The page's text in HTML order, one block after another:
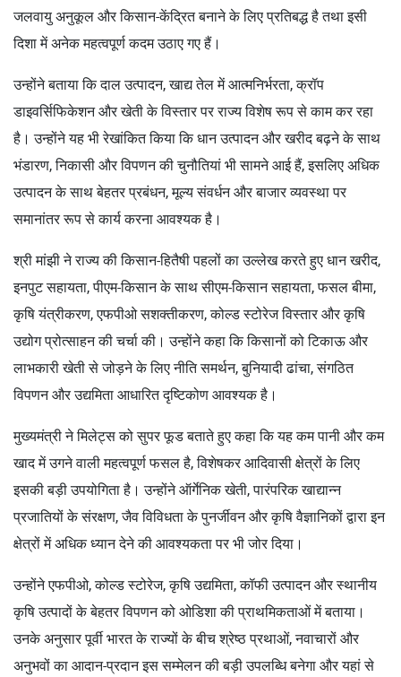
जलवायु अनुकूल और किसान-केंद्रित बनाने के लिए प्रतिबद्ध है तथा इसी
दिशा में अनेक महत्वपूर्ण कदम उठाए गए हैं।
उन्होंने बताया कि दाल उत्पादन, खाद्य तेल में आत्मनिर्भरता, क्रॉप
डाइवर्सिफिकेशन और खेती के विस्तार पर राज्य विशेष रूप से काम कर रहा
है। उन्होंने यह भी रेखांकित किया कि धान उत्पादन और खरीद बढ़ने के साथ
भंडारण, निकासी और विपणन की चुनौतियां भी सामने आई हैं, इसलिए अधिक
उत्पादन के साथ बेहतर प्रबंधन, मूल्य संवर्धन और बाजार व्यवस्था पर
समानांतर रूप से कार्य करना आवश्यक है।
श्री मांझी ने राज्य की किसान-हितैषी पहलों का उल्लेख करते हुए धान खरीद,
इनपुट सहायता, पीएम-किसान के साथ सीएम-किसान सहायता, फसल बीमा,
कृषि यंत्रीकरण, एफपीओ सशक्तीकरण, कोल्ड स्टोरेज विस्तार और कृषि
उद्योग प्रोत्साहन की चर्चा की। उन्होंने कहा कि किसानों को टिकाऊ और
लाभकारी खेती से जोड़ने के लिए नीति समर्थन, बुनियादी ढांचा, संगठित
विपणन और उद्यमिता आधारित दृष्टिकोण आवश्यक है।
मुख्यमंत्री ने मिलेट्स को सुपर फूड बताते हुए कहा कि यह कम पानी और कम
खाद में उगने वाली महत्वपूर्ण फसल है, विशेषकर आदिवासी क्षेत्रों के लिए
इसकी बड़ी उपयोगिता है। उन्होंने ऑर्गेनिक खेती, पारंपरिक खाद्यान्न
प्रजातियों के संरक्षण, जैव विविधता के पुनर्जीवन और कृषि वैज्ञानिकों द्वारा इन
क्षेत्रों में अधिक ध्यान देने की आवश्यकता पर भी जोर दिया।
उन्होंने एफपीओ, कोल्ड स्टोरेज, कृषि उद्यमिता, कॉफी उत्पादन और स्थानीय
कृषि उत्पादों के बेहतर विपणन को ओडिशा की प्राथमिकताओं में बताया।
उनके अनुसार पूर्वी भारत के राज्यों के बीच श्रेष्ठ प्रथाओं, नवाचारों और
अनुभवों का आदान-प्रदान इस सम्मेलन की बड़ी उपलब्धि बनेगा और यहां से